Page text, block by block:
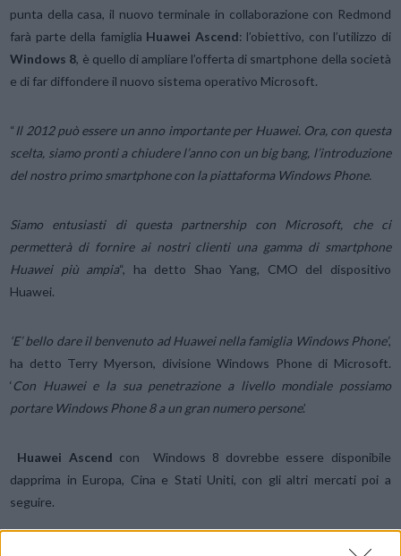
punta della casa, il nuovo terminale in collaborazione con Redmond
farà parte della famiglia Huawei Ascend: l’obiettivo, con l’utilizzo di
Windows 8, è quello di ampliare l’offerta di smartphone della società
e di far diffondere il nuovo sistema operativo Microsoft.
“ Il 2012 può essere un anno importante per Huawei. Ora, con questa
scelta, siamo pronti a chiudere l’anno con un big bang, l’introduzione
del nostro primo smartphone con la piattaforma Windows Phone.
Siamo entusiasti di questa partnership con Microsoft, che ci
permetterà di fornire ai nostri clienti una gamma di smartphone
Huawei più ampia“, ha detto Shao Yang, CMO del dispositivo
Huawei.
‘E’ bello dare il benvenuto ad Huawei nella famiglia Windows Phone’,
ha detto Terry Myerson, divisione Windows Phone di Microsoft.
‘ Con Huawei e la sua penetrazione a livello mondiale possiamo
portare Windows Phone 8 a un gran numero persone.’
Huawei Ascend con Windows 8 dovrebbe essere disponibile
dapprima in Europa, Cina e Stati Uniti, con gli altri mercati poi a
seguire.